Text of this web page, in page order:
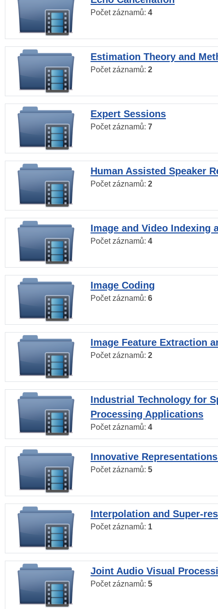
Počet záznamů: 4
Estimation Theory and
Počet záznamů: 2
Expert Sessions
Počet záznamů: 7
Human Assisted Speaker
Počet záznamů: 2
Image and Video Indexing
Počet záznamů: 4
Image Coding
Počet záznamů: 6
Image Feature Extraction
Počet záznamů: 2
Industrial Technology for
Processing Applications
Počet záznamů: 4
Innovative
Počet záznamů: 5
Interpolation and Super-
Počet záznamů: 1
Joint Audio Visual
Počet záznamů: 5